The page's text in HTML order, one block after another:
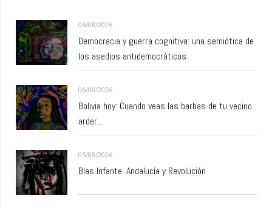
06/08/2026
Democracia y guerra cognitiva: una semiótica de
los asedios antidemocráticos
06/08/2026
Bolivia hoy: Cuando veas las barbas de tu vecino
arder…
05/08/2026
Blas Infante: Andalucía y Revolución.